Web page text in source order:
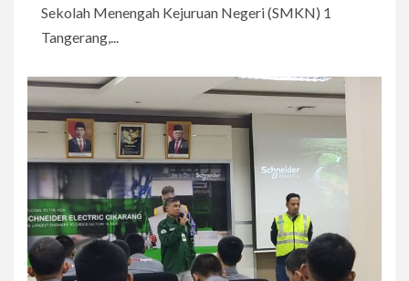
Sekolah Menengah Kejuruan Negeri (SMKN) 1
Tangerang,...